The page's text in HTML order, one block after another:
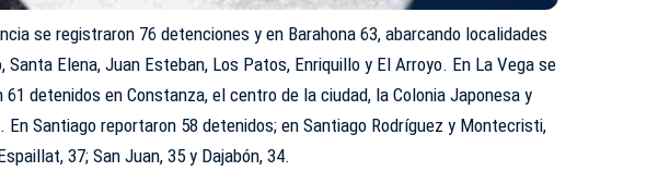
se registraron 76 detenciones y en Barahona 63, abarcando localidades
Santa Elena, Juan Esteban, Los Patos, Enriquillo y El Arroyo. En La Vega se
61 detenidos en Constanza, el centro de la ciudad, la Colonia Japonesa y
En Santiago reportaron 58 detenidos; en Santiago Rodríguez y Montecristi,
37; San Juan, 35 y Dajabón, 34.